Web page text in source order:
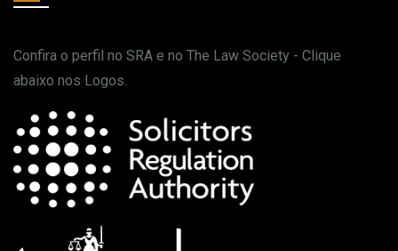
Confira o perfil no SRA e no The Law Society - Clique
abaixo nos Logos.